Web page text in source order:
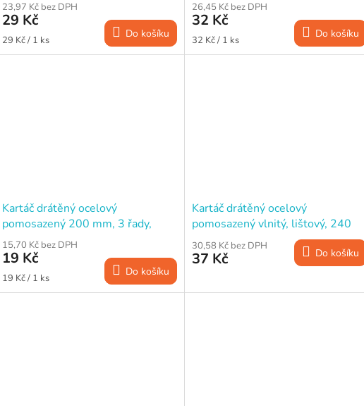
23,97 Kč bez DPH
29 Kč
Měrná
cena:
29 Kč / 1 ks Do košíku
26,45 Kč bez DPH
32 Kč
Měrná
cena:
32 Kč / 1 ks Do košíku
Kartáč drátěný ocelový
pomosazený 200 mm, 3 řady,
dřevěné těleso
15,70 Kč bez DPH
19 Kč
Měrná
cena:
19 Kč / 1 ks Do košíku
Kartáč drátěný ocelový
pomosazený vlnitý, lištový, 240
mm
30,58 Kč bez DPH
37 Kč Do košíku